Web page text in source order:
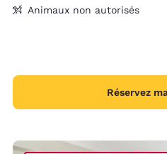
Animaux non autorisés
Réservez